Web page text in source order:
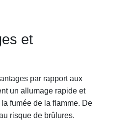
et
par rapport aux
un allumage rapide et
fumée de la flamme. De
risque de brûlures.